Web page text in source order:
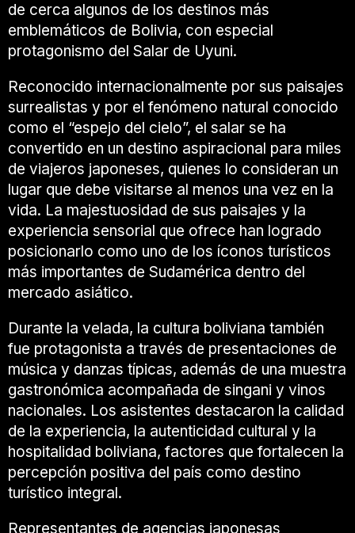
de cerca algunos de los destinos más
emblemáticos de Bolivia, con especial
protagonismo del Salar de Uyuni.
Reconocido internacionalmente por sus paisajes
surrealistas y por el fenómeno natural conocido
como el “espejo del cielo”, el salar se ha
convertido en un destino aspiracional para miles
de viajeros japoneses, quienes lo consideran un
lugar que debe visitarse al menos una vez en la
vida. La majestuosidad de sus paisajes y la
experiencia sensorial que ofrece han logrado
posicionarlo como uno de los íconos turísticos
más importantes de Sudamérica dentro del
mercado asiático.
Durante la velada, la cultura boliviana también
fue protagonista a través de presentaciones de
música y danzas típicas, además de una muestra
gastronómica acompañada de singani y vinos
nacionales. Los asistentes destacaron la calidad
de la experiencia, la autenticidad cultural y la
hospitalidad boliviana, factores que fortalecen la
percepción positiva del país como destino
turístico integral.
Representantes de agencias japonesas